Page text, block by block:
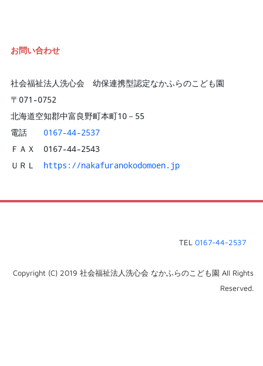
お問い合わせ
社会福祉法人洗心会 幼保連携型認定なかふらのこども園
〒071-0752
北海道空知郡中富良野町本町10－55
電話 0167-44-2537
ＦＡＸ 0167-44-2543
ＵＲＬ https://nakafuranokodomoen.jp
TEL 0167-44-2537
Copyright (C) 2019 社会福祉法人洗心会 なかふらのこども園 All Rights
Reserved.​